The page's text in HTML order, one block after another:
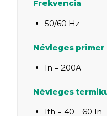
Frekvencia
50/60 Hz
Névleges primer
In = 200A
Névleges
Ith = 40 – 60 In